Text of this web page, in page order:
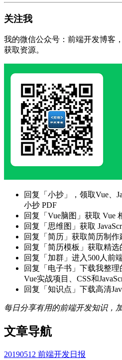
关注我
我的微信公众号：前端开发博客
获取资源。
回复「小抄」，领取Vue、
小抄 PDF
回复「Vue脑图」获取 Vue
回复「思维图」获取
回复「简历」获取简历制作
回复「简历模板」获取精选
回复「加群」进入500人前
回复「电子书」下载我整理
Vue实战项目、CSS和
回复「知识点」下载高清
每日分享有用的前端开发知识，
文章导航
20190512 前端开发日报